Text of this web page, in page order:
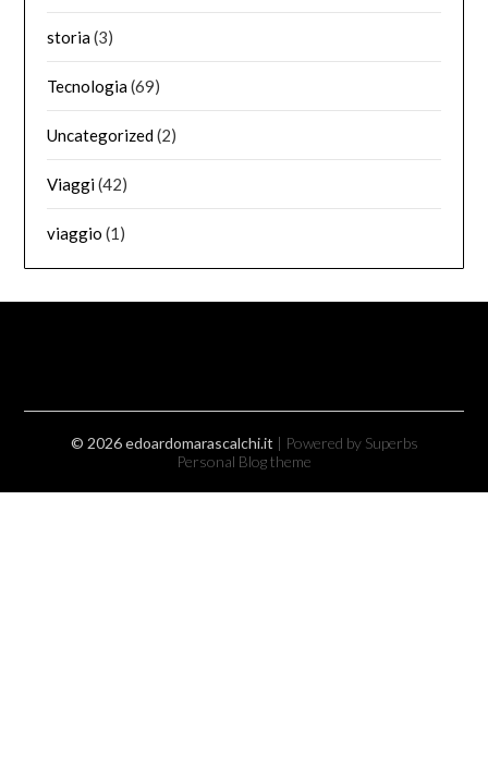
storia(3)
Tecnologia(69)
Uncategorized(2)
Viaggi(42)
viaggio (1)
© 2026 edoardomarascalchi.it | Powered by Superbs
Personal Blog theme